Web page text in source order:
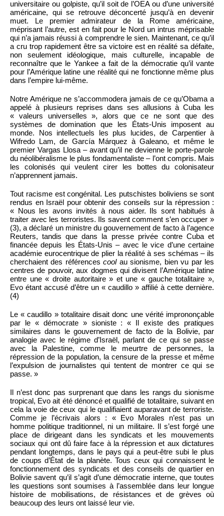
universitaire ou golpiste, qu’il soit de l’OEA ou d’une université
américaine, qui se retrouve déconcerté jusqu’à en devenir
muet. Le premier admirateur de la Rome américaine,
méprisant l’autre, est en fait pour le Nord un intrus méprisable
qui n’a jamais réussi à comprendre le sien. Maintenant, ce qu’il
a cru trop rapidement être sa victoire est en réalité sa défaite,
non seulement idéologique, mais culturelle, incapable de
reconnaître que le Yankee a fait de la démocratie qu’il vante
pour l’Amérique latine une réalité qui ne fonctionne même plus
dans l’empire lui-même.
Notre Amérique ne s’accommodera jamais de ce qu’Obama a
appelé à plusieurs reprises dans ses allusions à Cuba les
« valeurs universelles », alors que ce ne sont que des
systèmes de domination que les États-Unis imposent au
monde. Nos intellectuels les plus lucides, de Carpentier à
Wifredo Lam, de García Márquez à Galeano, et même le
premier Vargas Llosa – avant qu’il ne devienne le porte-parole
du néolibéralisme le plus fondamentaliste – l’ont compris. Mais
les colonisés qui veulent cirer les bottes du colonisateur
n’apprennent jamais.
Tout racisme est congénital. Les putschistes boliviens se sont
rendus en Israël pour obtenir des conseils sur la répression :
« Nous les avons invités à nous aider. Ils sont habitués à
traiter avec les terroristes. Ils savent comment s’en occuper »
(3), a déclaré un ministre du gouvernement de facto à l’agence
Reuters, tandis que dans la presse privée contre Cuba et
financée depuis les États-Unis – avec le vice d’une certaine
académie eurocentrique de plier la réalité à ses schémas – ils
cherchaient des référencescoolau sionisme, bien vu par les
centres de pouvoir, aux dogmes qui divisent l’Amérique latine
entre une « droite autoritaire » et une « gauche totalitaire »,
Evo étant accusé d’être un « caudillo » affilié à cette dernière.
(4)
Le « caudillo » totalitaire disait donc une vérité imprononçable
par le « démocrate » sioniste : « Il existe des pratiques
similaires dans le gouvernement de facto de la Bolivie, par
analogie avec le régime d’Israël, parlant de ce qui se passe
avec la Palestine, comme le meurtre de personnes, la
répression de la population, la censure de la presse et même
l’expulsion de journalistes qui tentent de montrer ce qui se
passe. »
Il n’est donc pas surprenant que dans les rangs du sionisme
tropical, Evo ait été dénoncé et qualifié de totalitaire, suivant en
cela la voie de ceux qui le qualifiaient auparavant de terroriste.
Comme je l’écrivais alors : « Evo Morales n’est pas un
homme politique traditionnel, ni un militaire. Il s’est forgé une
place de dirigeant dans les syndicats et les mouvements
sociaux qui ont dû faire face à la répression et aux dictatures
pendant longtemps, dans le pays qui a peut-être subi le plus
de coups d’État de la planète. Tous ceux qui connaissent le
fonctionnement des syndicats et des conseils de quartier en
Bolivie savent qu’il s’agit d’une démocratie interne, que toutes
les questions sont soumises à l’assemblée dans leur longue
histoire de mobilisations, de résistances et de grèves où
beaucoup des leurs ont laissé leur vie.